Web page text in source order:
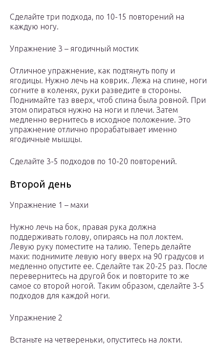
Сделайте три подхода, по 10-15 повторений на
каждую ногу.
Упражнение 3 – ягодичный мостик
Отличное упражнение, как подтянуть попу и
ягодицы. Нужно лечь на коврик. Лежа на спине, ноги
согните в коленях, руки разведите в стороны.
Поднимайте таз вверх, чтоб спина была ровной. При
этом опираться нужно на ноги и плечи. Затем
медленно вернитесь в исходное положение. Это
упражнение отлично прорабатывает именно
ягодичные мышцы.
Сделайте 3-5 подходов по 10-20 повторений.
Второй день
Упражнение 1 – махи
Нужно лечь на бок, правая рука должна
поддерживать голову, опираясь на пол локтем.
Левую руку поместите на талию. Теперь делайте
махи: поднимите левую ногу вверх на 90 градусов и
медленно опустите ее. Сделайте так 20-25 раз. После
перевернитесь на другой бок и повторите то же
самое со второй ногой. Таким образом, сделайте 3-5
подходов для каждой ноги.
Упражнение 2
Встаньте на четвереньки, опуститесь на локти.